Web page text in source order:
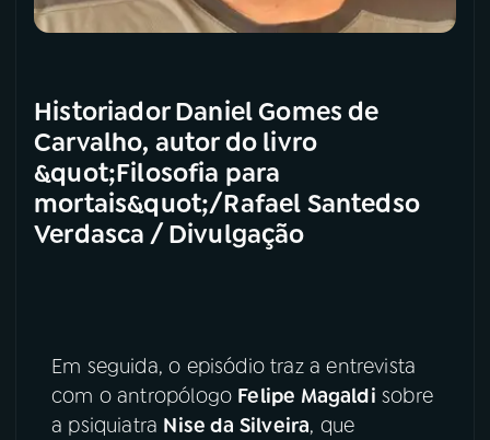
Historiador Daniel Gomes de
Carvalho, autor do livro
&quot;Filosofia para
mortais&quot;/Rafael Santedso
Verdasca / Divulgação
Em seguida, o episódio traz a entrevista
com o antropólogo Felipe Magaldi sobre
a psiquiatra Nise da Silveira, que